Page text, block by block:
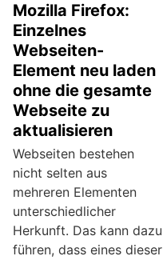
Mozilla Firefox:
Einzelnes
Webseiten-
Element neu laden
ohne die gesamte
Webseite zu
aktualisieren
Webseiten bestehen
nicht selten aus
mehreren Elementen
unterschiedlicher
Herkunft. Das kann dazu
führen, dass eines dieser